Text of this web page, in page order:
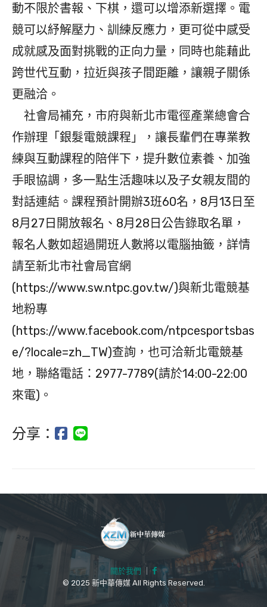
動不限於書報、下棋，還可以增添新選擇。電
競可以紓解壓力、訓練反應力，更可從中感受
成就感及面對挑戰的正向力量，同時也能藉此
跨世代互動，拉近與孩子間距離，讓親子關係
更融洽。
社會局補充，市府與新北市電徑產業總會合
作辦理「銀髮電競課程」，讓長輩們在專業教
練與互動課程的陪伴下，提升數位素養、加強
手眼協調，多一點生活趣味以及子女親友間的
對話連結。課程預計開辦3班60名，8月13日至
8月27日開放報名、8月28日公告錄取名單，
報名人數如超過開班人數將以電腦抽籤，詳情
請至新北市社會局官網
(https://www.sw.ntpc.gov.tw/)與新北電競基
地粉專
(https://www.facebook.com/ntpcesportsbas
e/?locale=zh_TW)查詢，也可洽新北電競基
地，聯絡電話：2977-7789(請於14:00-22:00
來電)。
分享：
關於我們 ｜
© 2025 新中華傳媒 All Rights Reserved.